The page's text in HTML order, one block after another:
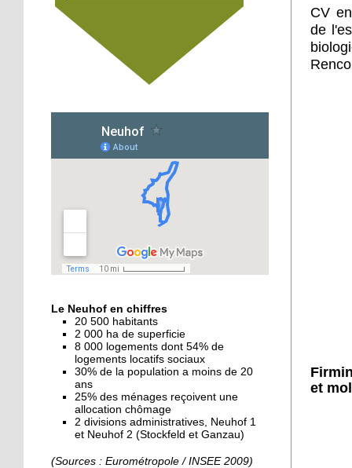
18 octobre 2018
Un jardin face aux
obstacles
Jouer à Fifa à la
médiathèque
16 octobre 2018
«Chacun me propose un
autofinancement là, ce
qui vous vient !»
16 octobre 2018
ciel ouvert »
16 octobre 2018
Un vécu de poids
15 octobre 2018
Difracto : devenir un pro
avec Django
Le Neuhof en chiffres
20 500 habitants
2 000 ha de superficie
8 000 logements dont 54% de
logements locatifs sociaux
30% de la population a moins de 20
ans
25% des ménages reçoivent une
allocation chômage
2 divisions administratives, Neuhof 1
et Neuhof 2 (Stockfeld et Ganzau)
(Sources : Eurométropole / INSEE 2009)
CV
de
et